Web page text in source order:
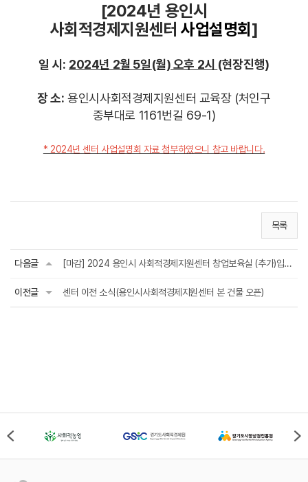
[2024년 용인시
사회적경제지원센터사업설명회 ]
일 시: 2024년 2월 5일(월) 오후 2시 (현장진행)
장 소: 용인시사회적경제지원센터 교육장 (처인구
중부대로 1161번길 69-1)
* 2024년 센터 사업설명회 자료 첨부하였으니 참고 바랍니다.
목록
다음글 [마감] 2024 용인시 사회적경제지원센터 창업보육실 (추가)입주팀 모집 공고
이전글 센터 이전 소식(용인시사회적경제지원센터 본 건물 오픈)